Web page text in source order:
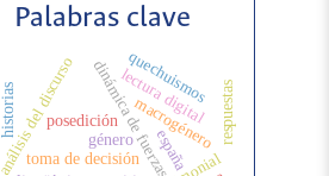
Palabras clave
dinámica de fuerzas
análisis del discursoposedición
toma de decisión
género
historias macrogénero respuestas
lectura digital
españa
quechuismos